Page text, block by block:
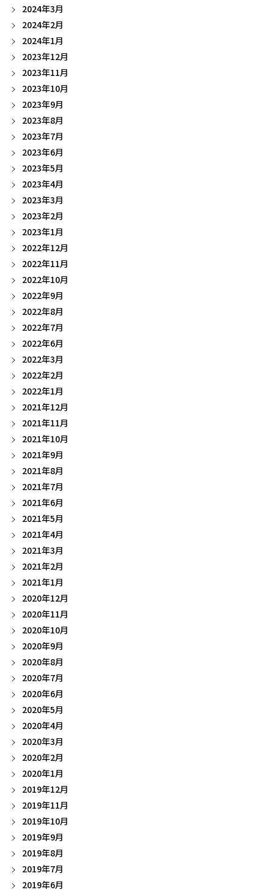
2024年3月
2024年2月
2024年1月
2023年12月
2023年11月
2023年10月
2023年9月
2023年8月
2023年7月
2023年6月
2023年5月
2023年4月
2023年3月
2023年2月
2023年1月
2022年12月
2022年11月
2022年10月
2022年9月
2022年8月
2022年7月
2022年6月
2022年3月
2022年2月
2022年1月
2021年12月
2021年11月
2021年10月
2021年9月
2021年8月
2021年7月
2021年6月
2021年5月
2021年4月
2021年3月
2021年2月
2021年1月
2020年12月
2020年11月
2020年10月
2020年9月
2020年8月
2020年7月
2020年6月
2020年5月
2020年4月
2020年3月
2020年2月
2020年1月
2019年12月
2019年11月
2019年10月
2019年9月
2019年8月
2019年7月
2019年6月